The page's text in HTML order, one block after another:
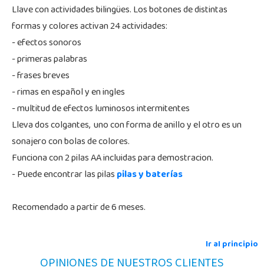
Llave con actividades bilingües. Los botones de distintas
formas y colores activan 24 actividades:
- efectos sonoros
- primeras palabras
- frases breves
- rimas en español y en ingles
- multitud de efectos luminosos intermitentes
Lleva dos colgantes, uno con forma de anillo y el otro es un
sonajero con bolas de colores.
Funciona con 2 pilas AA incluidas para demostracion.
- Puede encontrar las pilaspilas y baterías
Recomendado a partir de 6 meses.
Ir al principio
OPINIONES DE NUESTROS CLIENTES